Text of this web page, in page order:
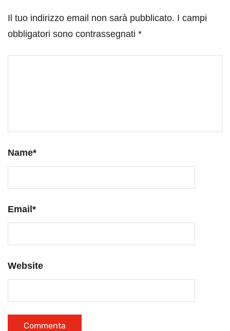
Il tuo indirizzo email non sarà pubblicato. I campi
obbligatori sono contrassegnati *
Name*
Email *
Website